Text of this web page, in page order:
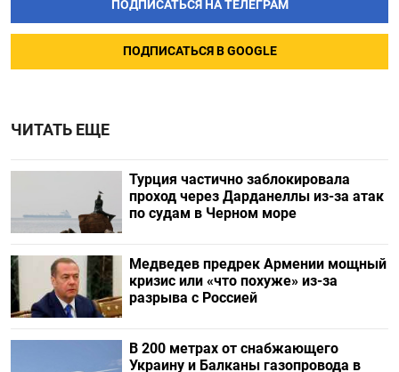
ПОДПИСАТЬСЯ НА ТЕЛЕГРАМ
ПОДПИСАТЬСЯ В GOOGLE
ЧИТАТЬ ЕЩЕ
Турция частично заблокировала
проход через Дарданеллы из-за атак
по судам в Черном море
Медведев предрек Армении мощный
кризис или «что похуже» из-за
разрыва с Россией
В 200 метрах от снабжающего
Украину и Балканы газопровода в